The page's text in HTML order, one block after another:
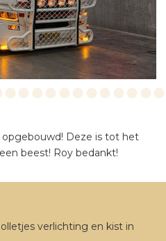
opgebouwd! Deze is tot het
beest! Roy bedankt!
verlichting en kist in